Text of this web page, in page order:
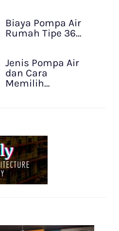
Biaya Pompa Air
Rumah Tipe 36…
Jenis Pompa Air
dan Cara
Memilih…